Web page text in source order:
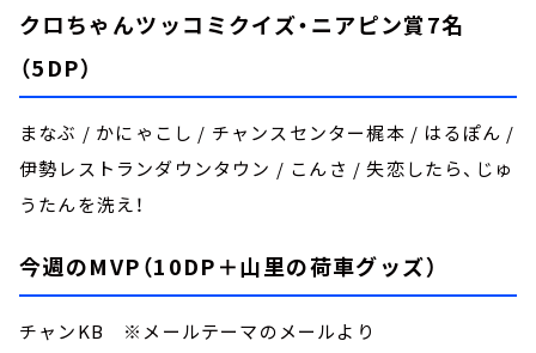
クロちゃんツッコミクイズ・ニアピン賞7名
（5DP）
まなぶ / かにゃこし / チャンスセンター梶本 / はるぽん /
伊勢レストランダウンタウン / こんさ / 失恋したら、じゅ
うたんを洗え！
今週のMVP（10DP＋山里の荷車グッズ）
チャンKB ※メールテーマのメールより